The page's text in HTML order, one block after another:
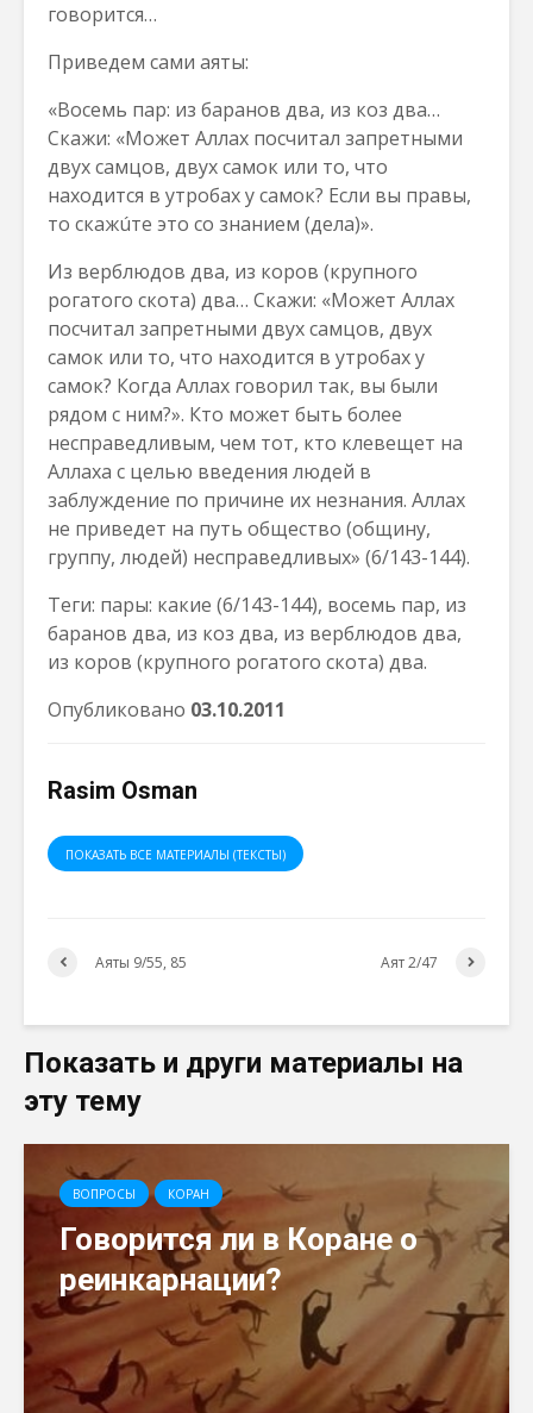
говорится…
Приведем сами аяты:
«Восемь пар: из баранов два, из коз два…
Скажи: «Может Аллах посчитал запретными
двух самцов, двух самок или то, что
находится в утробах у самок? Если вы правы,
то скажúте это со знанием (дела)».
Из верблюдов два, из коров (крупного
рогатого скота) два… Скажи: «Может Аллах
посчитал запретными двух самцов, двух
самок или то, что находится в утробах у
самок? Когда Аллах говорил так, вы были
рядом с ним?». Кто может быть более
несправедливым, чем тот, кто клевещет на
Аллаха с целью введения людей в
заблуждение по причине их незнания. Аллах
не приведет на путь общество (общину,
группу, людей) несправедливых» (6/143-144).
Теги: пары: какие (6/143-144), восемь пар, из
баранов два, из коз два, из верблюдов два,
из коров (крупного рогатого скота) два.
Опубликовано 03.10.2011
Rasim Osman
ПОКАЗАТЬ ВСЕ МАТЕРИАЛЫ (ТЕКСТЫ)
Аяты 9/55, 85 Аят 2/47
Показать и други материалы на
эту тему
ВОПРОСЫ КОРАН
Говорится ли в Коране о
реинкарнации?